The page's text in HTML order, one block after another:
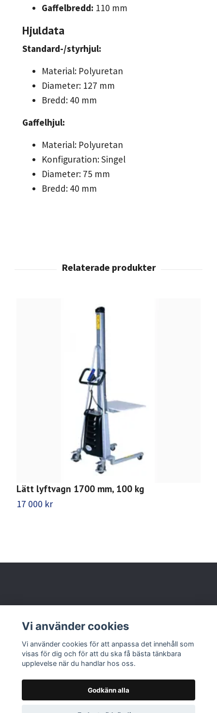
Gaffelbredd: 110 mm
Hjuldata
Standard-/styrhjul:
Material: Polyuretan
Diameter: 127 mm
Bredd: 40 mm
Gaffelhjul:
Material: Polyuretan
Konfiguration: Singel
Diameter: 75 mm
Bredd: 40 mm
Lätt lyftvagn 1700 mm, 100 kg
17 000 kr
Läs mer
Vi använder cookies
Vi använder cookies för att anpassa det innehåll som
visas för dig och för att du ska få bästa tänkbara
upplevelse när du handlar hos oss.
Godkänn alla